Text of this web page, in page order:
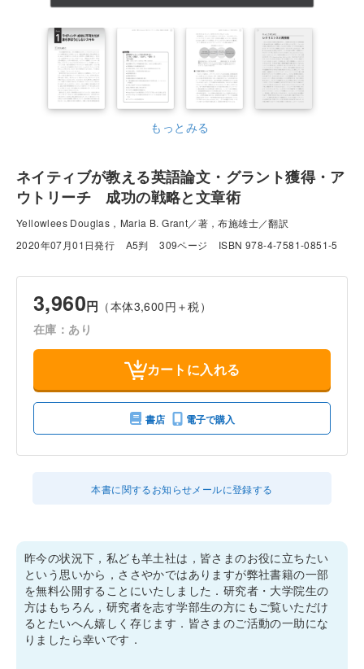
もっとみる
ネイティブが教える英語論文・グラント獲得・ア
ウトリーチ 成功の戦略と文章術
Yellowlees Douglas，Maria B. Grant／著，布施雄士／翻訳
2020年07月01日発行
A5判 309ページ ISBN 978-4-7581-0851-5
3,960円 （本体3,600円＋税）
在庫：あり
カートに入れる
書店 電子で購入
本書に関するお知らせメールに登録する
昨今の状況下，私ども羊土社は，皆さまのお役に立ちたい
という思いから，ささやかではありますが弊社書籍の一部
を無料公開することにいたしました．研究者・大学院生の
方はもちろん，研究者を志す学部生の方にもご覧いただけ
るとたいへん嬉しく存じます．皆さまのご活動の一助にな
りましたら幸いです．